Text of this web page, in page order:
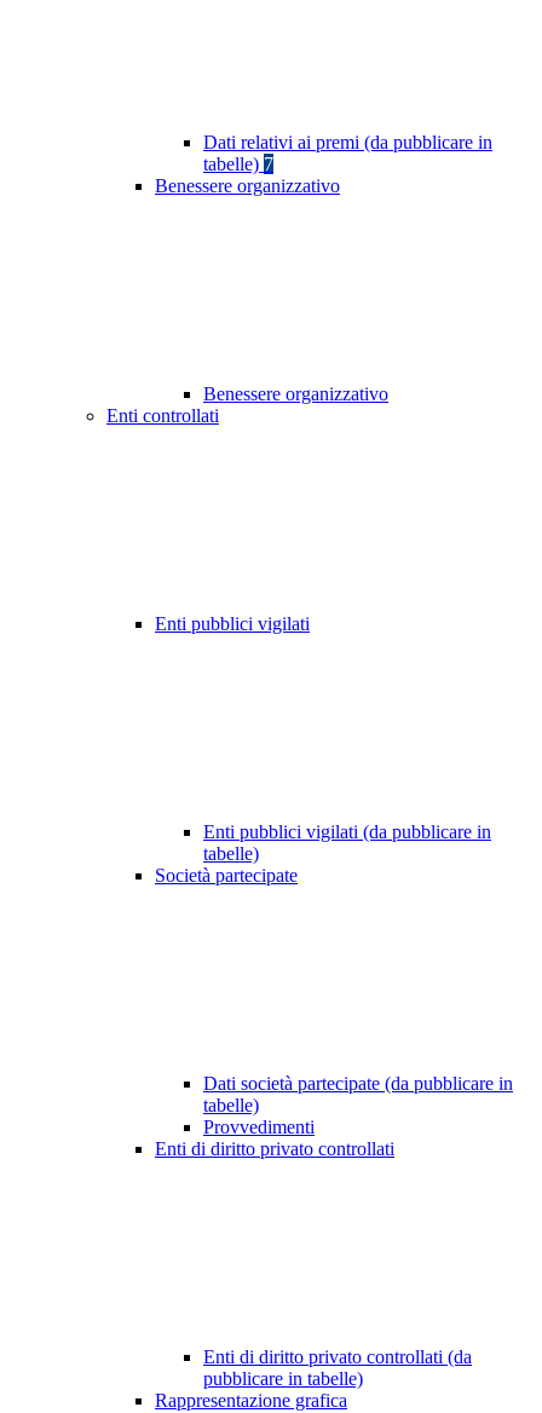
Dati relativi ai premi (da pubblicare in
tabelle) 7
Benessere organizzativo
Benessere organizzativo
Enti controllati
Enti pubblici vigilati
Enti pubblici vigilati (da pubblicare in
tabelle)
Società partecipate
Dati società partecipate (da pubblicare in
tabelle)
Provvedimenti
Enti di diritto privato controllati
Enti di diritto privato controllati (da
pubblicare in tabelle)
Rappresentazione grafica